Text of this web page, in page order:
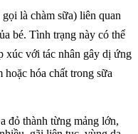
là chàm sữa) liên quan
bé. Tình trạng này có thể
xúc với tác nhân gây dị ứng
hóa chất trong sữa
đỏ thành từng mảng lớn,